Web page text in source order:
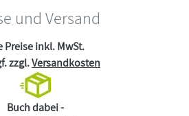
und Versand
Preise inkl. MwSt.
zzgl.Versandkosten
Buch dabei -